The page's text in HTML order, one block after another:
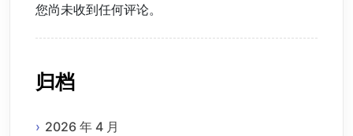
您尚未收到任何评论。
归档
2026 年 4 月